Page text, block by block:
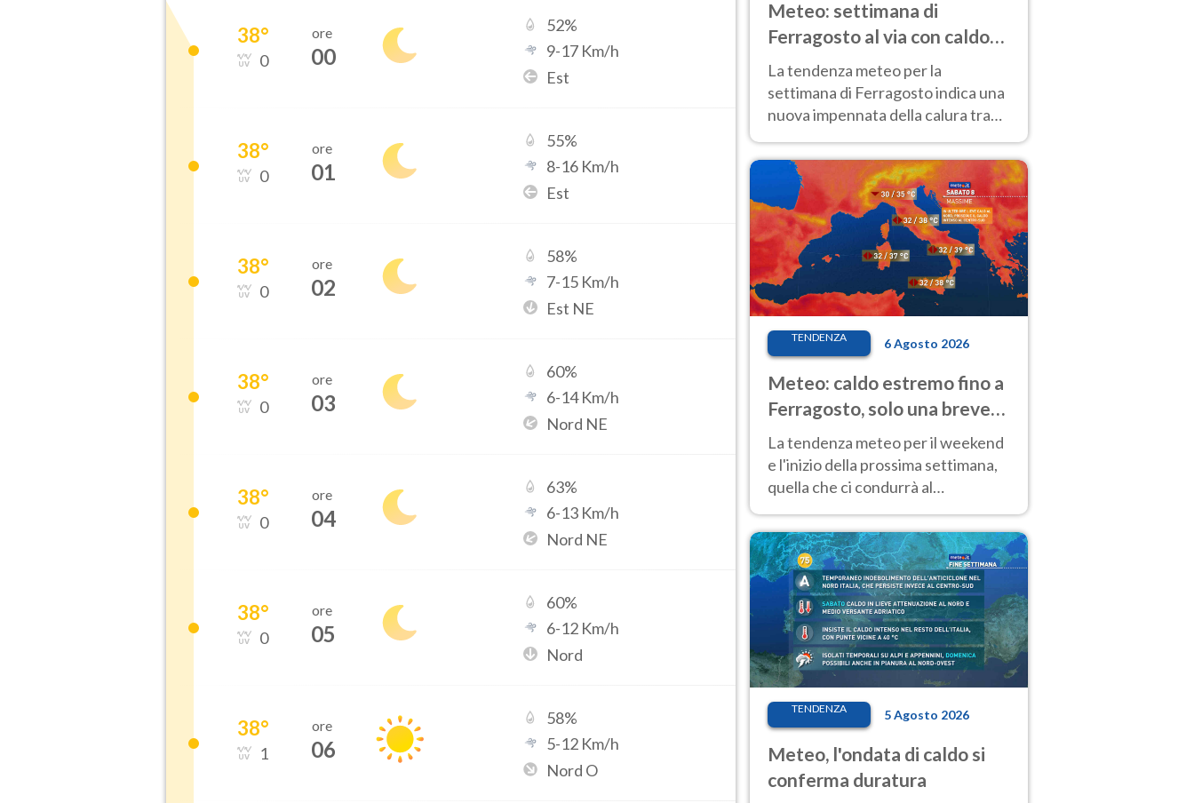
38°
0
ore
00
52%
9-17 Km/h
Est
38°
0
ore
01
55%
8-16 Km/h
Est
38°
0
ore
02
58%
7-15 Km/h
Est NE
38°
0
ore
03
60%
6-14Km/h
Nord NE
38°
0
ore
04
63%
6-13 Km/h
Nord NE
38°
0
ore
05
60%
6-12 Km/h
Nord
38°
1
ore
06
58%
5-12 Km/h
Nord O
Meteo: settimana di
Ferragosto al via con caldo
intenso e qualche temporale
La tendenza meteo per la
settimana di Ferragosto indica una
nuova impennata della calura tra
anche al Nord.
TENDENZA 6 Agosto 2026
Meteo: caldo estremo fino a
Ferragosto, solo una breve
pausa. Ecco dove
La tendenza meteo per il weekend
e l'inizio della prossima settimana,
quella che ci condurrà al
temperature molto elevate
TENDENZA 5 Agosto 2026
Meteo, l'ondata di caldo si
conferma duratura